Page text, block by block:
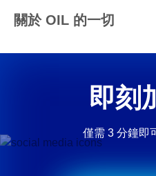
關於 OIL 的一切
即刻
僅需 3 分鐘即